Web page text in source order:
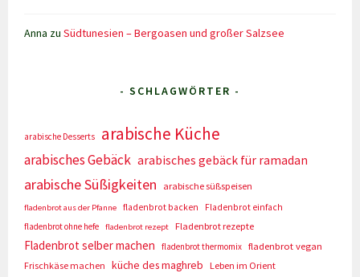
Anna zuSüdtunesien – Bergoasen und großer Salzsee
- SCHLAGWÖRTER -
arabische Desserts arabische Küche
arabisches Gebäck arabisches gebäck für ramadan
arabische Süßigkeiten arabische süßspeisen
fladenbrot aus der Pfanne fladenbrot backen
Fladenbrot einfach
fladenbrot ohne hefe
fladenbrot rezept Fladenbrot rezepte
Fladenbrot selber machen fladenbrot thermomix fladenbrot vegan
Frischkäse machen
küche des maghreb
Leben im Orient